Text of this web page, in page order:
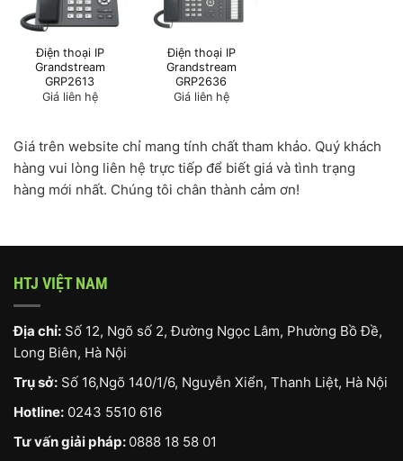
Điện thoại IP
Grandstream
GRP2613
Giá liên hệ
Điện thoại IP
Grandstream
GRP2636
Giá liên hệ
Giá trên website chỉ mang tính chất tham khảo. Quý khách
hàng vui lòng liên hệ trực tiếp để biết giá và tình trạng
hàng mới nhất. Chúng tôi chân thành cảm ơn!
HTJ VIỆT NAM
Địa chỉ: Số 12, Ngõ số 2, Đường Ngọc Lâm, Phường Bồ Đề,
Long Biên, Hà Nội
Trụ sở: Số 16,Ngõ 140/1/6, Nguyễn Xiển, Thanh Liệt, Hà Nội
Hotline: 0243 5510 616
Tư vấn giải pháp: 0888 18 58 01